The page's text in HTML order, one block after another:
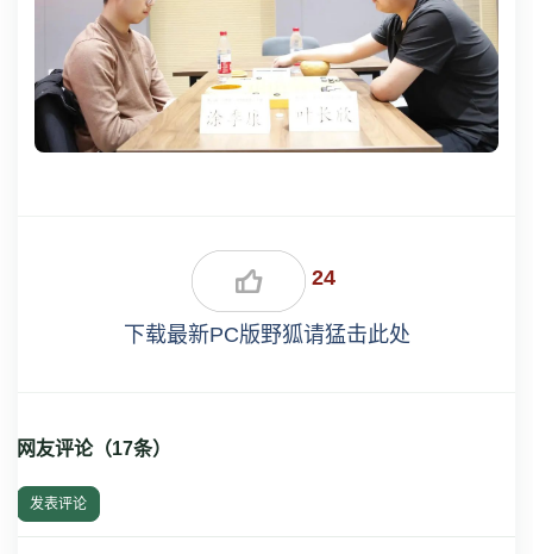
24
下载最新PC版野狐请猛击此处
网友评论（17条）
发表评论